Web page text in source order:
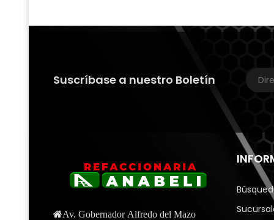
Suscríbase a nuestro Boletín
Av. Gobernador Alfredo del Mazo